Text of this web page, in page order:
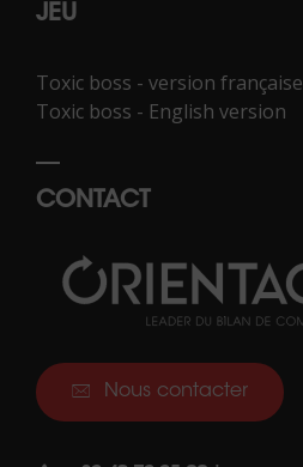
JEU
Toxic boss - version française
Toxic boss - English version
CONTACT
Nous contacter